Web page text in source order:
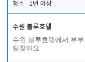
청소
1년 이상
수원 블루호텔
수원 블루호텔에서 부부
팀찾아요